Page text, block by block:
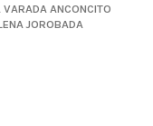
VARADA ANCONCITO
JOROBADA